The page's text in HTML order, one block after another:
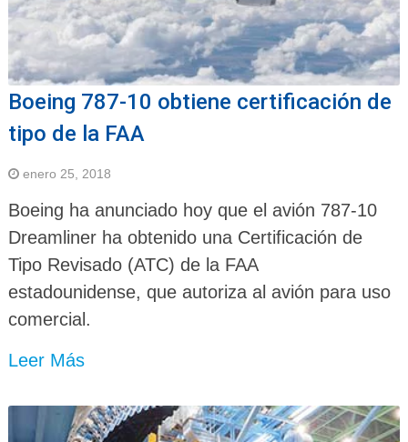
Boeing 787-10 obtiene certificación de
tipo de la FAA
enero 25, 2018
Boeing ha anunciado hoy que el avión 787-10
Dreamliner ha obtenido una Certificación de
Tipo Revisado (ATC) de la FAA
estadounidense, que autoriza al avión para uso
comercial.
Leer Más